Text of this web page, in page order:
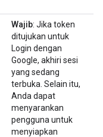
Wajib: Jika token
ditujukan untuk
Login dengan
Google, akhiri sesi
yang sedang
terbuka. Selain itu,
Anda dapat
menyarankan
pengguna untuk
menyiapkan